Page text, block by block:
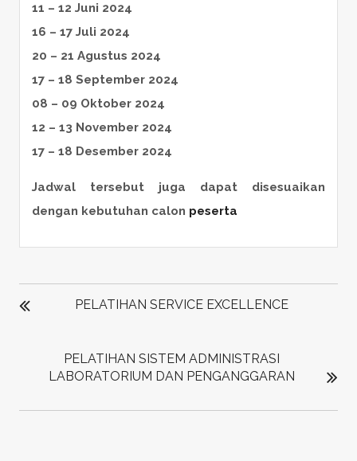
11 – 12 Juni 2024
16 – 17 Juli 2024
20 – 21 Agustus 2024
17 – 18 September 2024
08 – 09 Oktober 2024
12 – 13 November 2024
17 – 18 Desember 2024
Jadwal tersebut juga dapat disesuaikan
dengan kebutuhan calon peserta
POST
NAVIGATIONPELATIHAN SERVICE EXCELLENCE
PELATIHAN SISTEM ADMINISTRASI
LABORATORIUM DAN PENGANGGARAN